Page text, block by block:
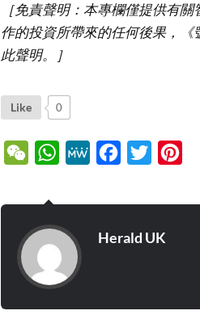
［免責聲明：本專欄僅提供有
作的投資所帶來的任何後果，
此聲明。］
Like 0
WeChatWhatsApp
MeWe Facebook
Twitter
Herald UK